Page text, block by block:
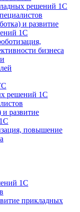
решений 1С
и развитие
1С
бизнеса
решений 1С
и развитие
повышение
1С
прикладных